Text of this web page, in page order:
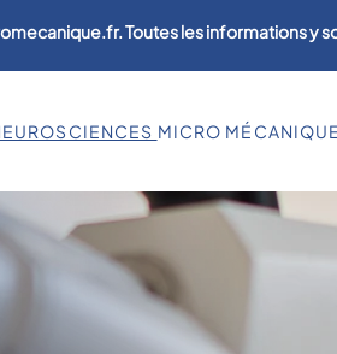
Toutes les informations y
MICRO MÉCANIQUE